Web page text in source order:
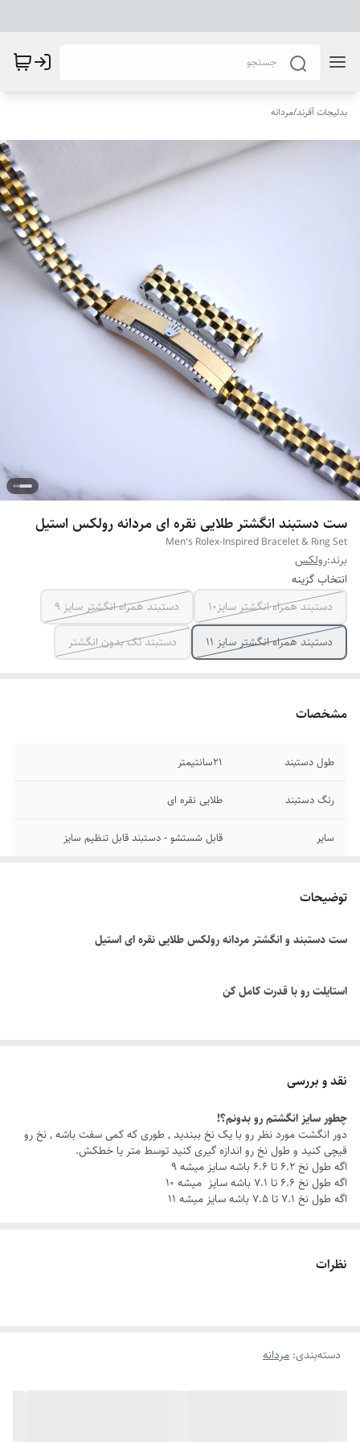
بدلیجات آفرند/مردانه
ست دستبند انگشتر طلایی نقره ای مردانه رولکس استیل
Men's Rolex-Inspired Bracelet & Ring Set
برند:رولکس
انتخاب گزینه
دستبند همراه انگشتر سایز10
دستبند همراه انگشتر سایز ۹
دستبند همراه انگشتر سایز ۱۱
دستبند تک بدون انگشتر
مشخصات
طول دستبند ۲1سانتیمتر
رنگ دستبند طلایی نقره ای
سایر قابل شستشو - دستبند قابل تنظیم سایز
رولکس
توضیحات
ست دستبند و انگشتر مردانه رولکس طلایی نقره ای استیل
استایلت رو با قدرت کامل کن
اکسسوری مردانه خاص ، بلکه نمادی از اعتماد به نفس و کلاسی هست که هر
روز همراه شما یا عزیزانتان است.
با این ست مردانه شیک ، چه تو یه جلسه کاری باشی، چه تو یه قرار دوستانه،
همیشه یه قدم از بقیه جلوتری.
جنس استیل باکیفیت: مقاوم در برابر زنگ‌زدگی و سایش، برای درخششی که
رنگ ثابت: بدون نگرانی از تغییر رنگ، هر روز با خیال راحت استایل کن.
نقد و بررسی
چطور سایز انگشتم رو بدونم؟!
دور انگشت مورد نظر رو با یک نخ ببندید , طوری که کمی سفت باشه , نخ رو
قیچی کنید و طول نخ رو اندازه گیری کنید توسط متر یا خطکش.
اگه طول نخ ۶.۲ تا ۶.۶ باشه سایز میشه ۹
اگه طول نخ ۶.۶ تا ۷.۱ باشه سایز میشه ۱۰
اگه طول نخ ۷.۱ تا ۷.۵ باشه سایز میشه ۱۱
نظرات
دسته‌بندی: مردانه